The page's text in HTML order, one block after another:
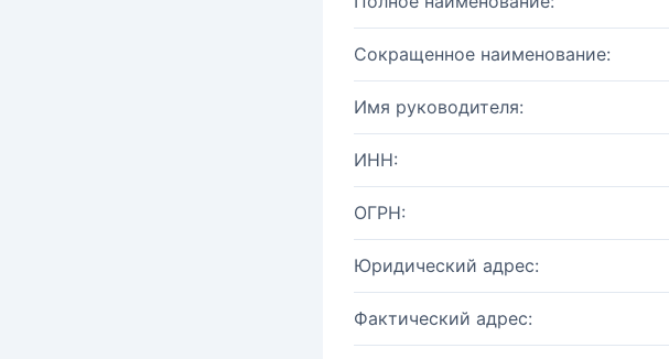
Сокращенное наименование:
Имя руководителя:
ИНН:
ОГРН:
Юридический адрес:
Фактический адрес: